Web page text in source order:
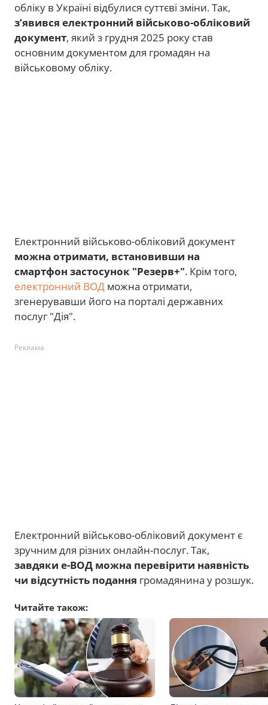
обліку в Україні відбулися суттєві зміни. Так,
з’явився електронний військово-обліковий
документ, який з грудня 2025 року став
основним документом для громадян на
військовому обліку.
Електронний військово-обліковий документ
можна отримати, встановивши на
смартфон застосунок "Резерв+". Крім того,
електронний ВОД можна отримати,
згенерувавши його на порталі державних
послуг "Дія".
Реклама
Електронний військово-обліковий документ є
зручним для різних онлайн-послуг. Так,
завдяки е-ВОД можна перевірити наявність
чи відсутність подання громадянина у розшук.
Читайте також: